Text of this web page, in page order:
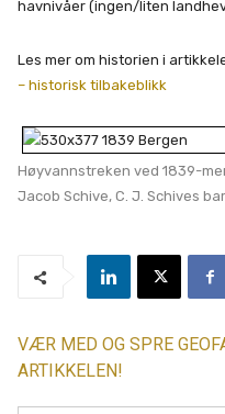
havnivåer (ingen/liten
Les mer om historien i
– historisk tilbakeblikk
Høyvannstreken ved 1839-
Jacob Schive, C. J. Schives
VÆR MED OG SPRE
ARTIKKELEN!